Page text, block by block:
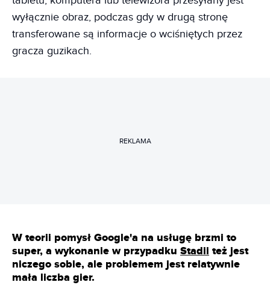
wyłącznie obraz, podczas gdy w drugą stronę
transferowane są informacje o wciśniętych przez
gracza guzikach.
REKLAMA
W teorii pomysł Google'a na usługę brzmi to
super, a wykonanie w przypadku Stadii też jest
niczego sobie, ale problemem jest relatywnie
mała liczba gier.